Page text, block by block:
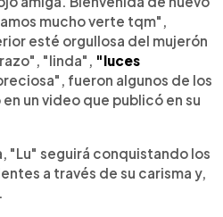
mucho verte tqm",
esté orgullosa del mujerón
"linda", "luces
fueron algunos de los
un video que publicó en su
"Lu" seguirá conquistando los
a través de su carisma y,